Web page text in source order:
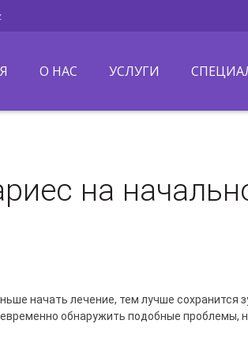
О НАС УСЛУГИ
на
начать лечение, тем лучше сохранится
обнаружить подобные проблемы,